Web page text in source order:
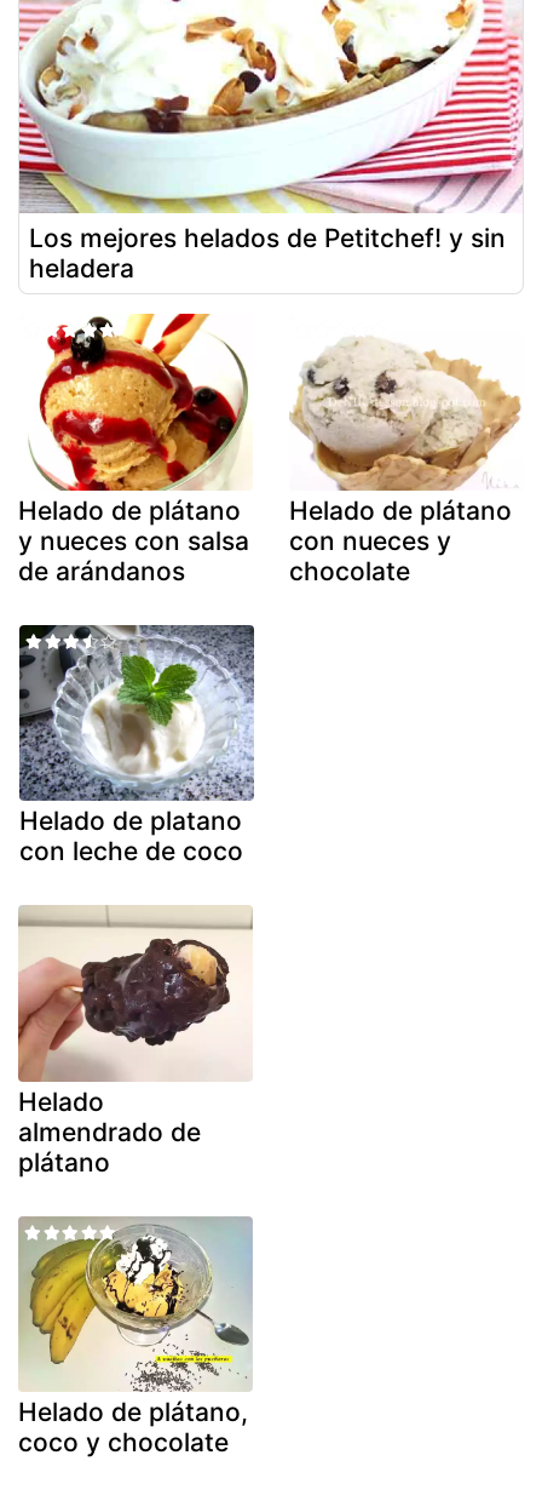
Los mejores helados de Petitchef! y sin
heladera
Helado de plátano
y nueces con salsa
de arándanos
Helado de plátano
con nueces y
chocolate
Helado de platano
con leche de coco
Helado
almendrado de
plátano
Helado de plátano,
coco y chocolate